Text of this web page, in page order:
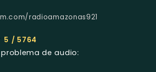
radioamazonas921
5 / 5764
de audio: